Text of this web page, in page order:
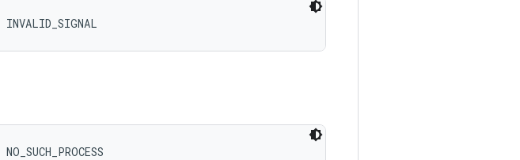
INVALID_SIGNAL
NO_SUCH_PROCESS